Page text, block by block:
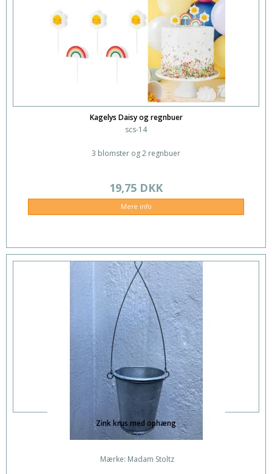
Kagelys Daisy og regnbuer
scs-14
3 blomster og 2 regnbuer
19,75 DKK
Mere info
Zink krus med ophæng
140-32-26
Mærke: Madam Stoltz